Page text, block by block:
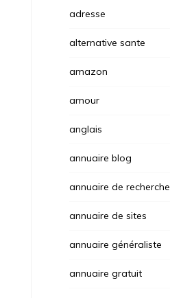
adresse
alternative sante
amazon
amour
anglais
annuaire blog
annuaire de recherche
annuaire de sites
annuaire généraliste
annuaire gratuit